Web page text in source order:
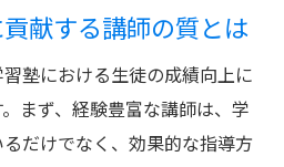
献する講師の質とは
塾における生徒の成績向上に
まず、経験豊富な講師は、学
だけでなく、効果的な指導方